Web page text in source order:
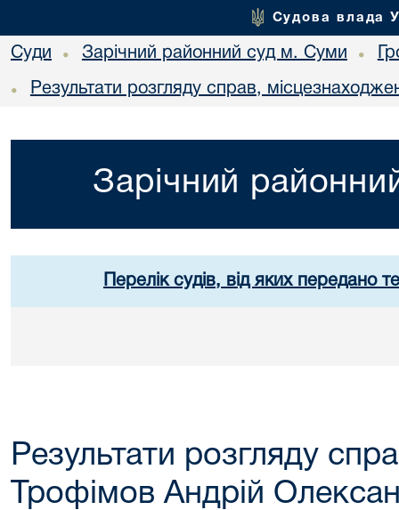
Судова влада
Суди • Зарічний районний суд м. Суми •
• Результати розгляду справ,
Зарічний
Перелік судів, від яких передано
Результати розгляду
Трофімов Андрій